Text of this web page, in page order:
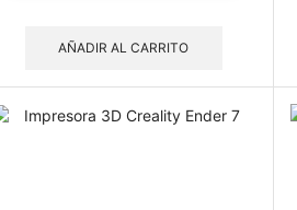
AÑADIR AL CARRITO